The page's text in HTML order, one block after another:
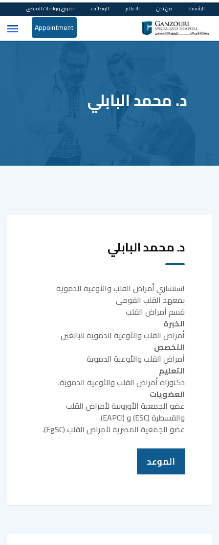
Skip
to
content
الرئيسية من نحن الاعلام الوظائف حقوق وواجبات المرضى
Appointment
د. محمد البابلي
د. محمد البابلي
استشاري أمراض القلب والأوعية الدموية
بمعهد القلب القومي
قسم أمراض القلب
الخبرة
أمراض القلب والأوعية الدموية للبالغين
التخصص
أمراض القلب والأوعية الدموية
التعليم
دكتوراه أمراض القلب والأوعية الدموية.
العضويات
عضو الجمعية الأوروبية لأمراض القلب
والقسطرة (ESC) و (EAPCI).
عضو الجمعية المصرية لأمراض القلب (EgSC).
الموعد